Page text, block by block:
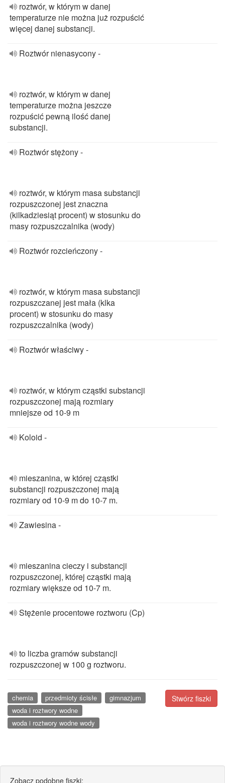
roztwór, w którym w danej
temperaturze nie można już rozpuścić
więcej danej substancji.
Roztwór nienasycony -
roztwór, w którym w danej
temperaturze można jeszcze
rozpuścić pewną ilość danej
substancji.
Roztwór stężony -
roztwór, w którym masa substancji
rozpuszczonej jest znaczna
(kilkadziesiąt procent) w stosunku do
masy rozpuszczalnika (wody)
Roztwór rozcieńczony -
roztwór, w którym masa substancji
rozpuszczanej jest mała (klka
procent) w stosunku do masy
rozpuszczalnika (wody)
Roztwór właściwy -
roztwór, w którym cząstki substancji
rozpuszczonej mają rozmiary
mniejsze od 10-9 m
Koloid -
mieszanina, w której cząstki
substancji rozpuszczonej mają
rozmiary od 10-9 m do 10-7 m.
Zawiesina -
mieszanina cieczy i substancji
rozpuszczonej, której cząstki mają
rozmiary większe od 10-7 m.
Stężenie procentowe roztworu (Cp)
to liczba gramów substancji
rozpuszczonej w 100 g roztworu.
Stwórz fiszki
chemia przedmioty ścisłe
gimnazjum
woda i roztwory wodne
woda i roztwory wodne wody
Zobacz podobne fiszki: